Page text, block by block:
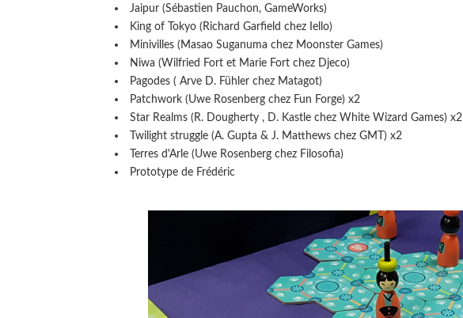
Jaipur (Sébastien Pauchon, GameWorks)
King of Tokyo (Richard Garfield chez Iello)
Minivilles (Masao Suganuma chez Moonster Games)
Niwa (Wilfried Fort et Marie Fort chez Djeco)
Pagodes ( Arve D. Fühler chez Matagot)
Patchwork (Uwe Rosenberg chez Fun Forge) x2
Star Realms (R. Dougherty , D. Kastle chez White Wizard Games) x2
Twilight struggle (A. Gupta & J. Matthews chez GMT) x2
Terres d'Arle (Uwe Rosenberg chez Filosofia)
Prototype de Frédéric